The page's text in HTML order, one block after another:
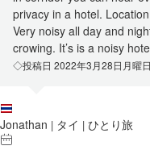
privacy in a hotel.
Very noisy all day and
crowing. It’s is a noisy
◇投稿日 2022年3月28日月曜
Jonathan | タイ | ひとり旅